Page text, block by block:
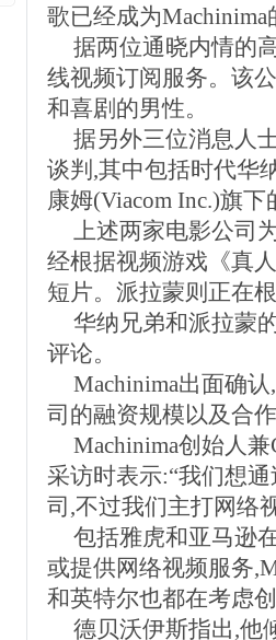
歌已经成为
据两位通晓内情的
线视频订阅服务。该
和喜剧的男性。
据另外三位消息人
谈判,其中包括时代华
康姆(Viacom Inc.)旗下
上述两家电影公司
经根据视频游戏《真
短片。派拉蒙则正在
华纳兄弟和派拉蒙
评论。
Machinima出面确
司的融资规模以及合
Machinima创始人
采访时表示:“我们想
司,不过我们主打网络
包括雅虎和亚马逊
或提供网络视频服务
和英特尔也都在考虑
德贝沃伊斯指出,他